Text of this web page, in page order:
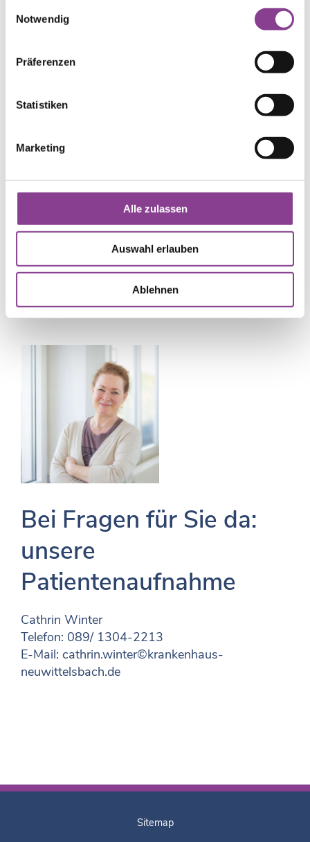
Notwendig
Präferenzen
Statistiken
Marketing
Alle zulassen
Auswahl erlauben
Ablehnen
Bei Fragen für Sie da:
unsere
Patientenaufnahme
Snezana Nedimovic
Telefon: 089/ 1304-2213
snezana.nedimovic©krankenhaus-
neuwittelsbach.de
Bei Fragen für Sie da:
unsere
Patientenaufnahme
Cathrin Winter
Telefon: 089/ 1304-2213
E-Mail: cathrin.winter©krankenhaus-
neuwittelsbach.de
Sitemap